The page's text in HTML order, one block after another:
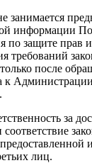
занимается
информации
по защите прав
требований
после
к
за
лиц.